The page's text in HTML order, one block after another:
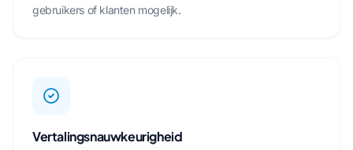
gebruikers of klanten mogelijk.
Vertalingsnauwkeurigheid